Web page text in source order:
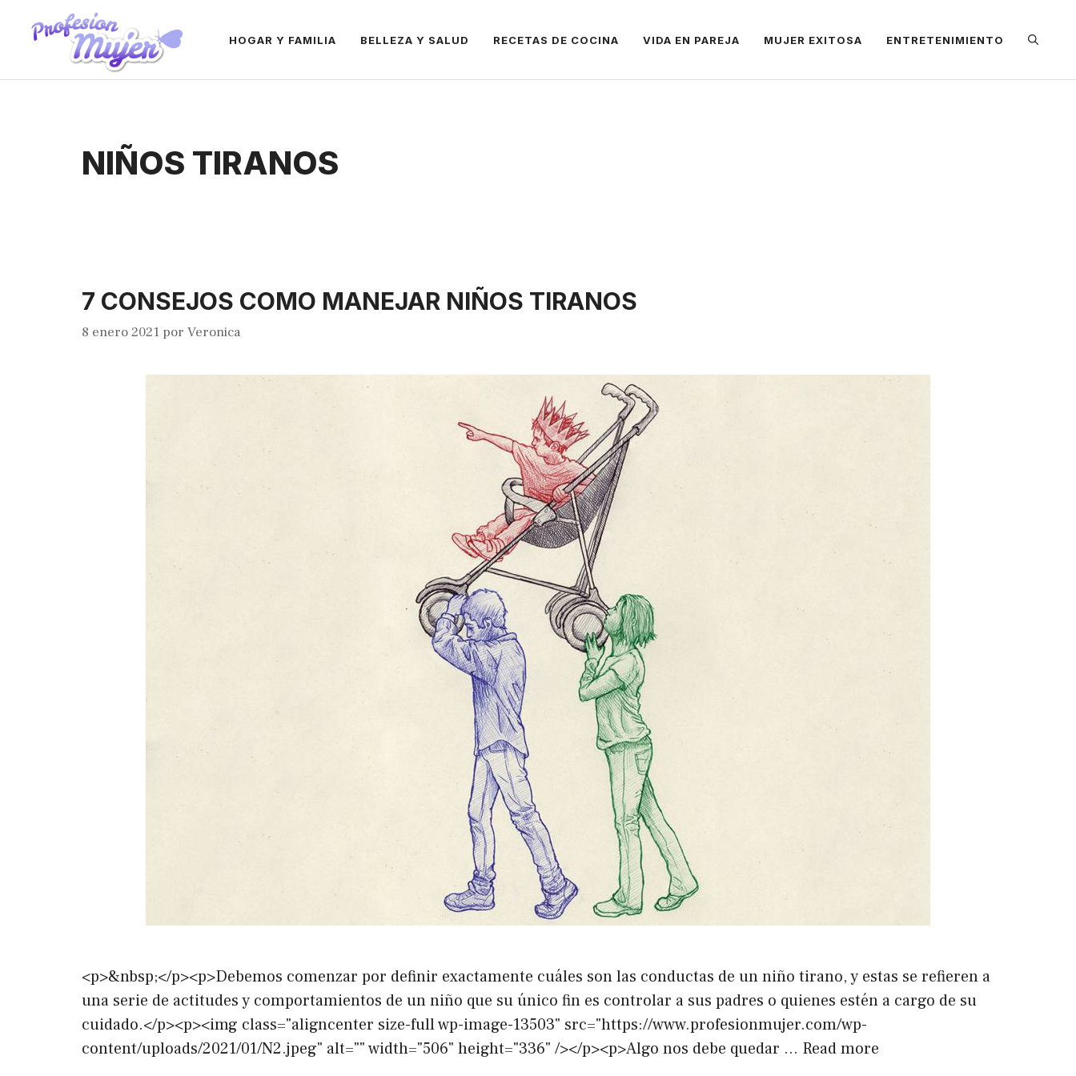
contenido
HOGAR Y FAMILIA BELLEZA Y SALUD RECETAS DE COCINA VIDA EN PAREJA MUJER EXITOSA ENTRETENIMIENTO
NIÑOS TIRANOS
7 CONSEJOS COMO MANEJAR NIÑOS TIRANOS
8 enero 2021 por Veronica
<p>&nbsp;</p><p>Debemos comenzar por definir exactamente cuáles son las conductas de un niño tirano, y estas se refieren a
una serie de actitudes y comportamientos de un niño que su único fin es controlar a sus padres o quienes estén a cargo de su
cuidado.</p><p><img class="aligncenter size-full wp-image-13503" src="https://www.profesionmujer.com/wp-
content/uploads/2021/01/N2.jpeg" alt="" width="506" height="336" /></p><p>Algo nos debe quedar … Read more